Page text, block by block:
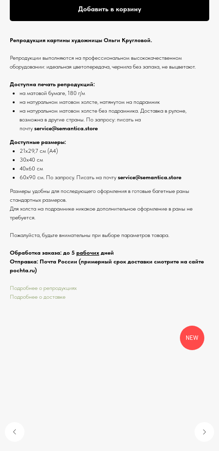
Добавить в корзину
Репродукция картины художницы Ольги Кругловой.
Репродукции выполняются на профессиональном высококачественном
оборудовании: идеальная цветопередача, чернила без запаха, не выцветают.
Доступна печать репродукций:
на матовой бумаге, 180 г/м
на натуральном матовом холсте, натянутом на подрамник
на натуральном матовом холсте без подрамника. Доставка в рулоне,
возможна в другие страны. По запросу: писать на
почту service@semantica.store
Доступные размеры:
21х29,7 см (А4)
30х40 см
40х60 см
60х90 см. По запросу. Писать на почту service@semantica.store
Размеры удобны для последующего оформления в готовые багетные рамы
стандартных размеров.
Для холста на подрамнике никакое дополнительное оформление в рамы не
требуется.
Пожалуйста, будьте внимательны при выборе параметров товара.
Обработка заказа: до 5 рабочих дней
Отправка: Почта России (примерный срок доставки смотрите на сайте
pochta.ru)
Подробнее о репродукциях
Подробнее о доставке
NEW